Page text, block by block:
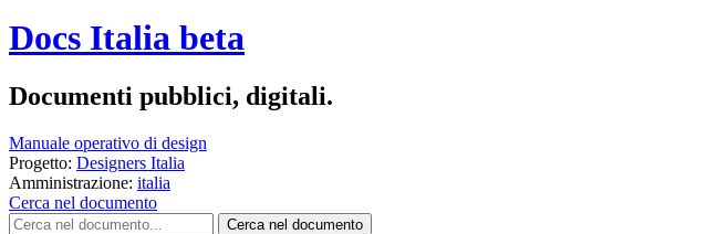
Docs Italia beta
Documenti pubblici, digitali.
Manuale operativo di design
Progetto: Designers Italia
Amministrazione: italia
Cerca nel documento
Cerca nel documento